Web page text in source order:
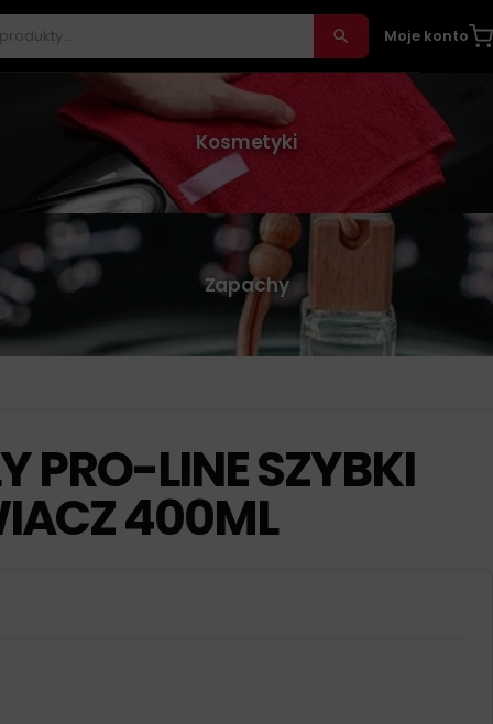
Moje konto
Kosmetyki
Zapachy
PRO-LINE SZYBKI
400ML